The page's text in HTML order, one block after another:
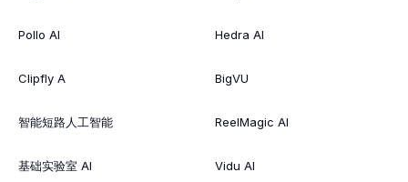
Pollo AI
Clipfly A
智能短路人工智能
基础实验室 AI
Hedra AI
BigVU
ReelMagic AI
Vidu AI